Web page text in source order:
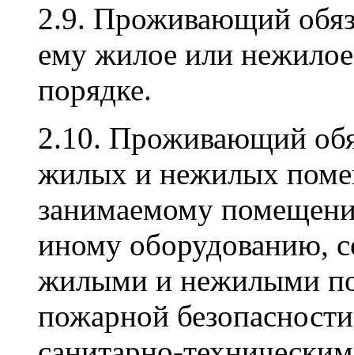
2.9. Проживающий
ему жилое или
порядке.
2.10. Проживающий
жилых и нежилых
занимаемому
иному оборудованию,
жилыми и нежилыми
пожарной